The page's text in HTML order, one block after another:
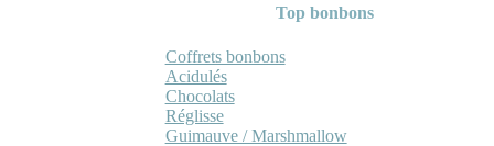
Top bonbons
Coffrets bonbons
Acidulés
Chocolats
Réglisse
Guimauve / Marshmallow